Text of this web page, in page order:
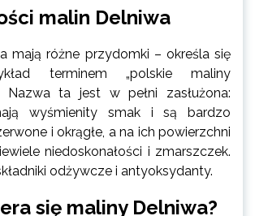
malin Delniwa
mają różne przydomki – określa się
terminem „polskie maliny
Nazwa ta jest w pełni zasłużona:
wyśmienity smak i są bardzo
i okrągłe, a na ich powierzchni
niedoskonałości i zmarszczek.
odżywcze i antyoksydanty.
się maliny Delniwa?